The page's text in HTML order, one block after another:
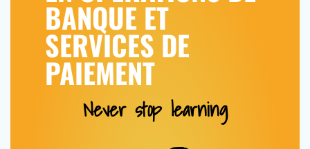
BANQUE ET
SERVICES DE
PAIEMENT
Never stop learning